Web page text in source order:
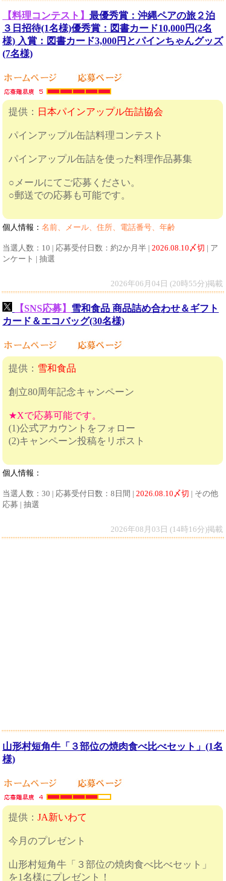
【料理コンテスト】 最優秀賞：沖縄ペアの旅２泊
３日招待(1名様)優秀賞：図書カード10,000円(2名
様) 入賞：図書カード3,000円とパインちゃんグッズ
(7名様)
提供： 日本パインアップル缶詰協会
パインアップル缶詰料理コンテスト
パインアップル缶詰を使った料理作品募集
○メールにてご応募ください。
○郵送での応募も可能です。
個人情報： 名前、メール、住所、電話番号、年齢
当選人数：10 | 応募受付日数：約2か月半 | 2026.08.10〆切 | ア
ンケート | 抽選
2026年06月04日 (20時55分)掲載
【SNS応募】 雪和食品 商品詰め合わせ＆ギフト
カード＆エコバッグ(30名様)
提供： 雪和食品
創立80周年記念キャンペーン
★Xで応募可能です。
(1)公式アカウントをフォロー
(2)キャンペーン投稿をリポスト
個人情報：
当選人数：30 | 応募受付日数：8日間 | 2026.08.10〆切 | その他
応募 | 抽選
2026年08月03日 (14時16分)掲載
山形村短角牛「３部位の焼肉食べ比べセット」(1名
様)
提供： JA新いわて
今月のプレゼント
山形村短角牛「３部位の焼肉食べ比べセット」
を1名様にプレゼント！